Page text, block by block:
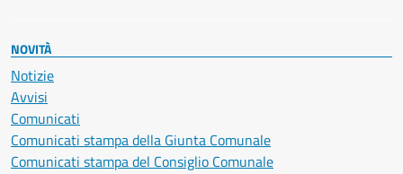
NOVITÀ
Notizie
Avvisi
Comunicati
Comunicati stampa della Giunta Comunale
Comunicati stampa del Consiglio Comunale